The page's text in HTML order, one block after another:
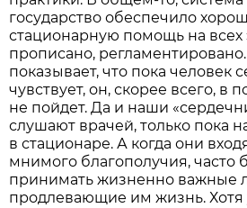
государство обеспечило
стационарную помощь на всех
прописано,
показывает, что пока человек
чувствует, он, скорее всего, в
не пойдет. Да и наши
слушают врачей, только пока
в стационаре. А когда они
мнимого благополучия, часто
принимать жизненно важные
продлевающие им жизнь. Хотя